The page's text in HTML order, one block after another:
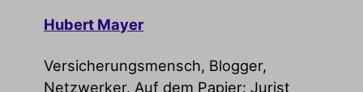
Hubert Mayer
Versicherungsmensch, Blogger,
Netzwerker. Auf dem Papier: Jurist